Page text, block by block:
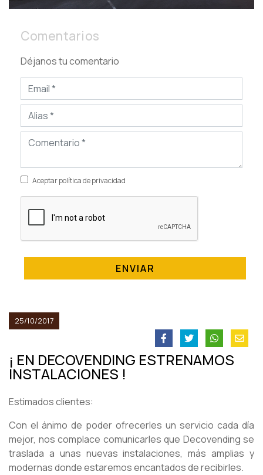
Comentarios
Déjanos tu comentario
Aceptar política de privacidad
ENVIAR
25/10/2017
¡ EN DECOVENDING ESTRENAMOS
INSTALACIONES !
Estimados clientes:
Con el ánimo de poder ofrecerles un servicio cada día
mejor, nos complace comunicarles que Decovending se
traslada a unas nuevas instalaciones, más amplias y
modernas donde estaremos encantados de recibirles.